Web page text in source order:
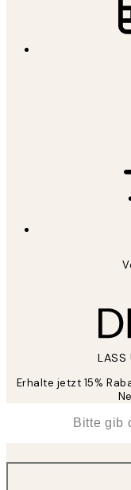
LASS
Erhalte jetzt 15%